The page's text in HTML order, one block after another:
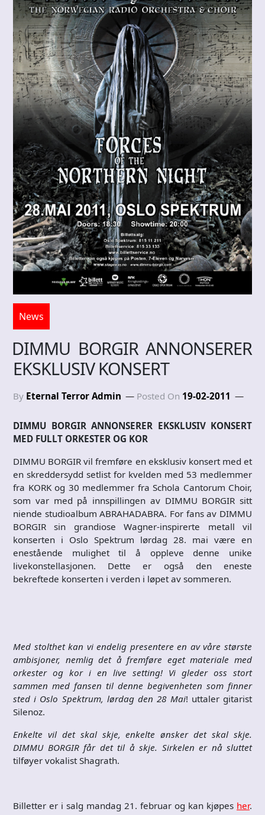
News
DIMMU BORGIR ANNONSERER
EKSKLUSIV KONSERT
By Eternal Terror Admin Posted On 19-02-2011
DIMMU BORGIR ANNONSERER EKSKLUSIV KONSERT
MED FULLT ORKESTER OG KOR
DIMMU BORGIR vil fremføre en eksklusiv konsert med et
en skreddersydd setlist for kvelden med 53 medlemmer
fra KORK og 30 medlemmer fra Schola Cantorum Choir,
som var med på innspillingen av DIMMU BORGIR sitt
niende studioalbum ABRAHADABRA. For fans av DIMMU
BORGIR sin grandiose Wagner-inspirerte metall vil
konserten i Oslo Spektrum lørdag 28. mai være en
enestående mulighet til å oppleve denne unike
livekonstellasjonen. Dette er også den eneste
bekreftede konserten i verden i løpet av sommeren.
Med stolthet kan vi endelig presentere en av våre største
ambisjoner, nemlig det å fremføre eget materiale med
orkester og kor i en live setting! Vi gleder oss stort
sammen med fansen til denne begivenheten som finner
sted i Oslo Spektrum, lørdag den 28 Mai! uttaler gitarist
Silenoz.
Enkelte vil det skal skje, enkelte ønsker det skal skje.
DIMMU BORGIR får det til å skje. Sirkelen er nå sluttet
tilføyer vokalist Shagrath.
Billetter er i salg mandag 21. februar og kan kjøpes her.